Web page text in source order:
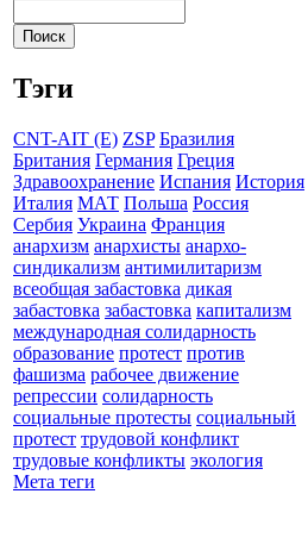
Тэги
CNT-AIT (E) ZSP Бразилия
Британия Германия Греция
Здравоохранение Испания История
Италия МАТ Польша Россия
Сербия Украина Франция
анархизм анархисты анархо-
синдикализм антимилитаризм
всеобщая забастовка дикая
забастовка забастовка капитализм
международная солидарность
образование протест против
фашизма рабочее движение
репрессии солидарность
социальные протесты социальный
протест трудовой конфликт
трудовые конфликты экология
Мета теги